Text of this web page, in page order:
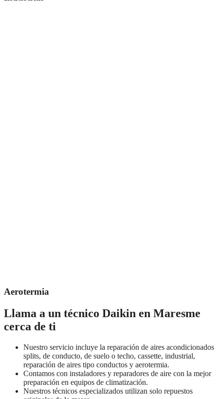
Aerotermia
Llama a un técnico Daikin en Maresme
cerca de ti
Nuestro servicio incluye la reparación de aires acondicionados
splits, de conducto, de suelo o techo, cassette, industrial,
reparación de aires tipo conductos y aerotermia.
Contamos con instaladores y reparadores de aire con la mejor
preparación en equipos de climatización.
Nuestros técnicos especializados utilizan solo repuestos